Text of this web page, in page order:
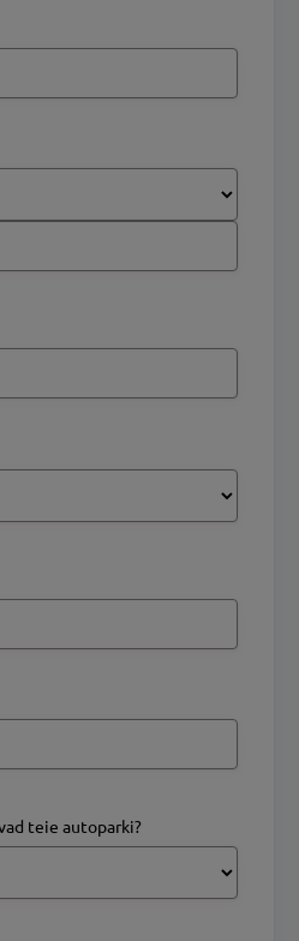
teie autoparki?